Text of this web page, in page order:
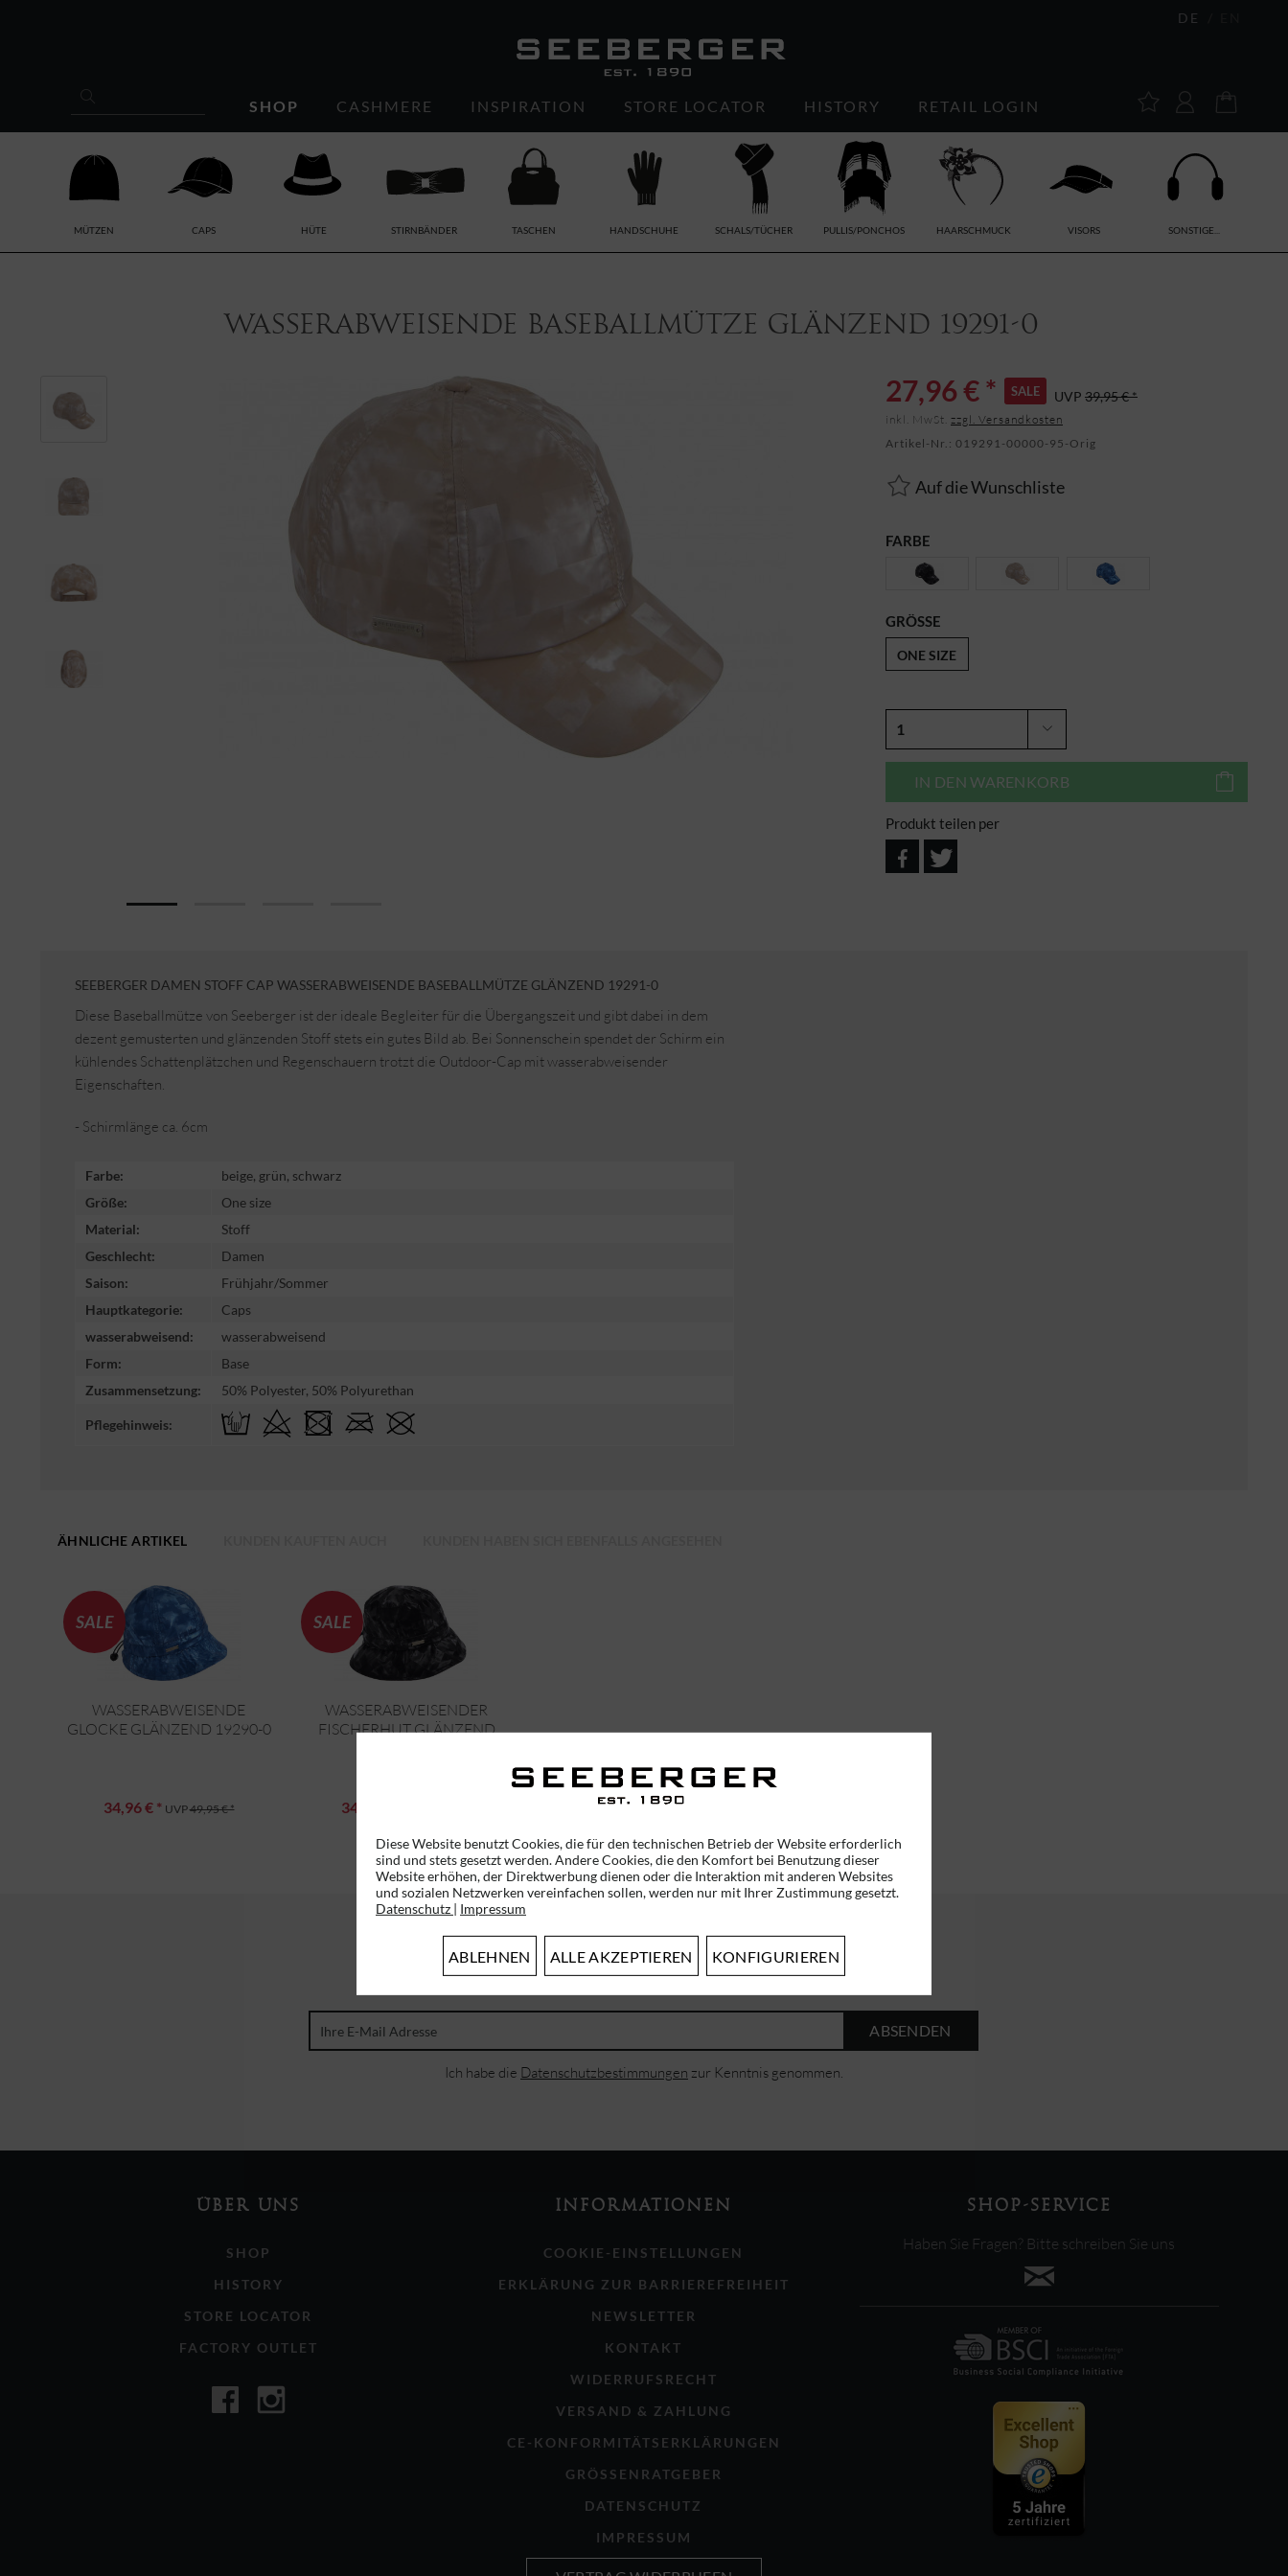
DE
SHOP CASHMERE INSPIRATION STORE LOCATOR HISTORY RETAIL LOGIN
MÜTZEN CAPS HÜTE STIRNBÄNDER TASCHEN HANDSCHUHE SCHALS/TÜCHER PULLIS/PONCHOS HAARSCHMUCK VISORS SONSTIGE...
Wasserabweisende Baseballmütze glänzend 19291-0
27,96 € * SALE UVP 39,95 € *
inkl. MwSt. zzgl. Versandkosten
Artikel-Nr.: 019291-00000-95-Orig
Auf die Wunschliste
FARBE
GRÖSSE
ONE SIZE
IN DEN WARENKORB
Produkt teilen per
SEEBERGER DAMEN STOFF CAP WASSERABWEISENDE BASEBALLMÜTZE GLÄNZEND 19291-0
Diese Baseballmütze von Seeberger ist der ideale Begleiter für die Übergangszeit und gibt dabei in dem
dezent gemusterten und glänzenden Stoff stets ein gutes Bild ab. Bei Sonnenschein spendet der Schirm ein
kühlendes Schattenplätzchen und Regenschauern trotzt die Outdoor-Cap mit wasserabweisender
Eigenschaften.
- Schirmlänge ca. 6cm
Farbe:
beige, grün, schwarz
Größe:
One size
Material:
Stoff
Geschlecht:
Damen
Saison:
Frühjahr/Sommer
Hauptkategorie:
Caps
wasserabweisend:
wasserabweisend
Form:
Base
Zusammensetzung:
50% Polyester, 50% Polyurethan
Pflegehinweis:
ÄHNLICHE ARTIKEL
SALE
WASSERABWEISENDE
GLOCKE GLÄNZEND 19290-0
34,96 € * UVP49,95 € *
SALE
WASSERABWEISENDER
FISCHERHUT GLÄNZEND
34,96 € *
ABONNIEREN SIE UNSEREN NEWSLETTER!
ERHALTEN SIE EINMALIG EINEN 5 EURO GUTSCHEIN
ABSENDEN
Ich habe die Datenschutzbestimmungen zur Kenntnis genommen.
ÜBER UNS
SHOP
HISTORY
STORE LOCATOR
FACTORY OUTLET
INFORMATIONEN
COOKIE-EINSTELLUNGEN
ERKLÄRUNG ZUR BARRIEREFREIHEIT
NEWSLETTER
KONTAKT
WIDERRUFSRECHT
VERSAND & ZAHLUNG
CE-KONFORMITÄTSERKLÄRUNGEN
GRÖSSENRATGEBER
DATENSCHUTZ
IMPRESSUM
SHOP-SERVICE
Haben Sie Fragen? Bitte schreiben Sie uns
Diese Website benutzt Cookies, die für den technischen Betrieb der Website erforderlich
sind und stets gesetzt werden. Andere Cookies, die den Komfort bei Benutzung dieser
Website erhöhen, der Direktwerbung dienen oder die Interaktion mit anderen Websites
und sozialen Netzwerken vereinfachen sollen, werden nur mit Ihrer Zustimmung gesetzt.
Datenschutz | Impressum
ABLEHNEN ALLE AKZEPTIEREN KONFIGURIEREN